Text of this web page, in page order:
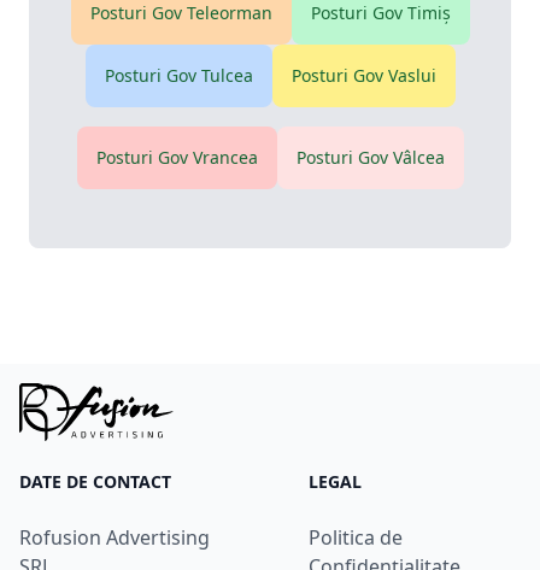
Posturi Gov Teleorman Posturi Gov Timiş
Posturi Gov Tulcea Posturi Gov Vaslui
Posturi Gov Vrancea Posturi Gov Vâlcea
DATE DE CONTACT
Rofusion Advertising
LEGAL
Politica de